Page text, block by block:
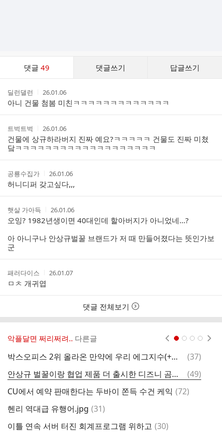
댓글49 댓글쓰기 답글쓰기
스
작
성
자
딜런댈런
작
성
시
간
26.01.06
아니 건물 첨봄 미친ㅋㅋㅋㅋㅋㅋㅋㅋㅋㅋㅋㅋㅋ
작
성
자
트벅트벅
작
성
시
간
26.01.06
건물에 상규하라버지 진짜 예요?ㅋㅋㅋㅋㅋ 건물도 진짜 미쳤
닼ㅋㅋㅋㅋㅋㅋㅋㅋㅋㅋㅋㅋㅋㅋㅋㅋㅋㅋㅋ
작
성
자
공룡수집가
작
성
시
간
26.01.06
허니디퍼 갖고싶다,,,
작
성
자
햇살 가아득
작
성
시
간
26.01.06
오잉? 1982년생이면 40대인데 할아버지가 아니었네...?
아 아니구나 안상규벌꿀 브랜드가 저 때 만들어졌다는 뜻인가보
군
작
성
자
패러다이스
작
간
26.01.07
ㅁㅊ 개귀엽
댓글 전체보기
악플달면 쩌리쩌려.. 다른글
박스오피스 2위 올라온 만약에 우리 에그지수(+후기)
댓
(37)
안상규 벌꿀이랑 협업 제품 더 출시한 디즈니 곰돌이 푸
댓
글
(49)
CU에서 예약 판매한다는 두바이 쫀득 수건 케익 댓
(72)
헨리 역대급 유행어.jpg 댓
(31)
이틀 연속 서버 터진 회계프로그램 위하고 댓
(30)